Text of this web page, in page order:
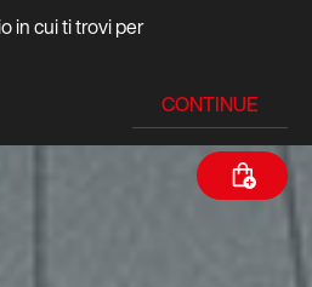
in cui ti trovi per
CONTINUE